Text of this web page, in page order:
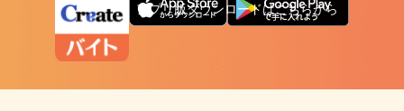
アプリ版ダウンロードはこちらから